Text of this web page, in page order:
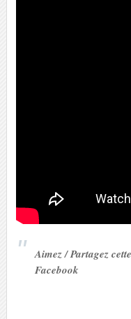
Aimez / Partagez
Facebook